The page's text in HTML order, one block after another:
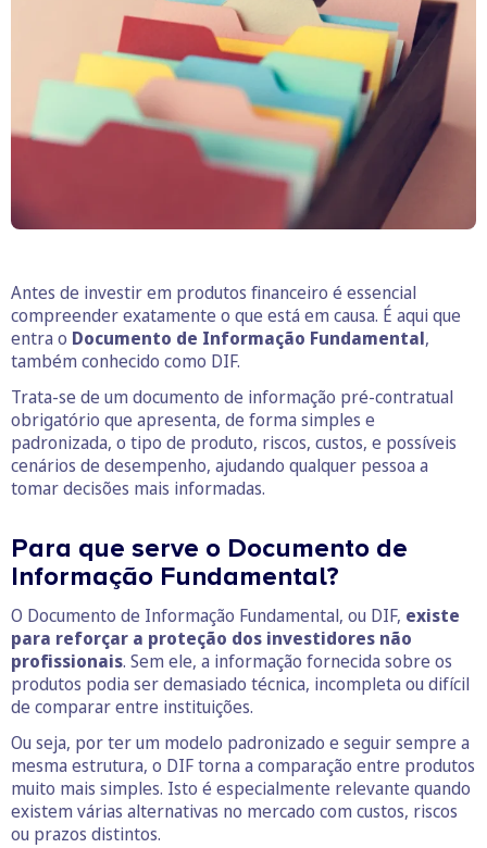
Antes de investir em produtos financeiro é essencial
compreender exatamente o que está em causa. É aqui que
entra o Documento de Informação Fundamental,
também conhecido como DIF.
Trata-se de um documento de informação pré-contratual
obrigatório que apresenta, de forma simples e
padronizada, o tipo de produto, riscos, custos, e possíveis
cenários de desempenho, ajudando qualquer pessoa a
tomar decisões mais informadas.
Para que serve o Documento de
Informação Fundamental?
O Documento de Informação Fundamental, ou DIF, existe
para reforçar a proteção dos investidores não
profissionais. Sem ele, a informação fornecida sobre os
produtos podia ser demasiado técnica, incompleta ou difícil
de comparar entre instituições.
Ou seja, por ter um modelo padronizado e seguir sempre a
mesma estrutura, o DIF torna a comparação entre produtos
muito mais simples. Isto é especialmente relevante quando
existem várias alternativas no mercado com custos, riscos
ou prazos distintos.